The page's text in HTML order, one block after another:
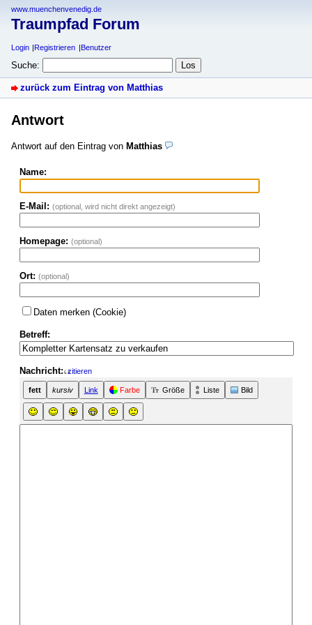
www.muenchenvenedig.de
Traumpfad Forum
Login Registrieren Benutzer
Suche:
zurück zum Eintrag von Matthias
Antwort
Antwort auf den Eintrag von Matthias
Name:
E-Mail: (optional, wird nicht direkt angezeigt)
Homepage: (optional)
Ort: (optional)
Daten merken (Cookie)
Betreff:
Nachricht: zitieren
fett kursiv Link Farbe Größe Liste Bild